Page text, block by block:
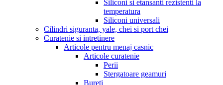
Siliconi si etansanti rezistenti la
temperatura
Siliconi universali
Cilindri siguranta, yale, chei si port chei
Curatenie si intretinere
Articole pentru menaj casnic
Articole curatenie
Perii
Stergatoare geamuri
Bureti